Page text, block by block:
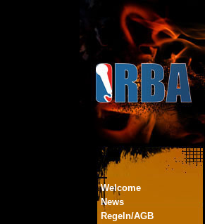
Welcome
News
Regeln/AGB